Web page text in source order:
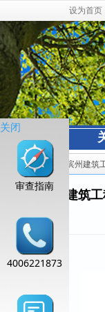
设为首页
网站首页
当前位置： 滨州建筑
滨州建筑
关闭
审查指南
4006221873